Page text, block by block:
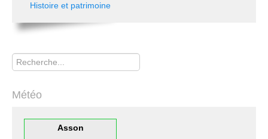
Histoire et patrimoine
Rechercher
Météo
Asson